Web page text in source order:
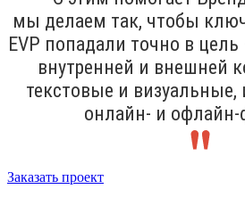
мы делаем так, чтобы
ЕVP попадали точно в цель
внутренней и внешней
текстовые и визуальные,
онлайн- и
Заказать проект